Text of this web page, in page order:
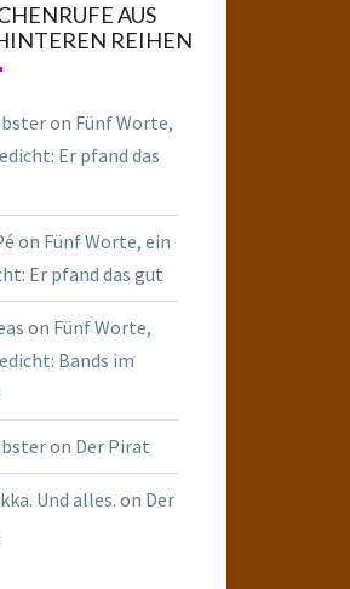
AUS
REIHEN
on Fünf Worte,
Er pfand das
on Fünf Worte, ein
Er pfand das gut
on Fünf Worte,
Bands im
on Der Pirat
Und alles.on Der